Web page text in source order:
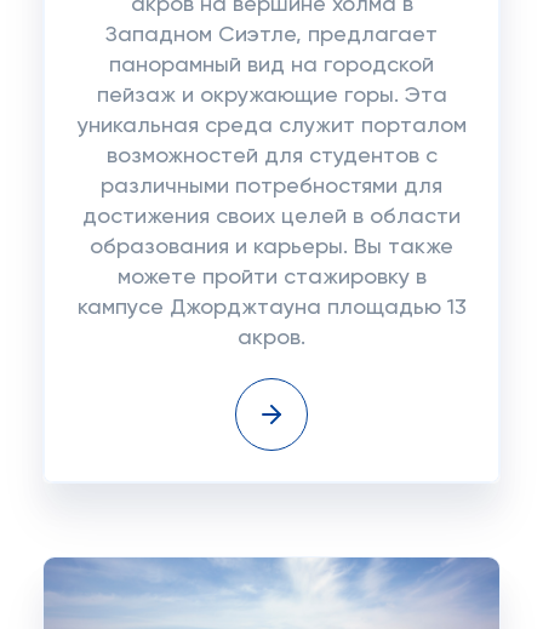
акров на вершине холма в
Западном Сиэтле, предлагает
панорамный вид на городской
пейзаж и окружающие горы. Эта
уникальная среда служит порталом
возможностей для студентов с
различными потребностями для
достижения своих целей в области
образования и карьеры. Вы также
можете пройти стажировку в
кампусе Джорджтауна площадью 13
акров.